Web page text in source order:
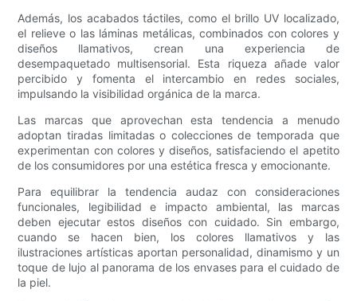
Además, los acabados táctiles, como el brillo UV localizado,
el relieve o las láminas metálicas, combinados con colores y
diseños llamativos, crean una experiencia de
desempaquetado multisensorial. Esta riqueza añade valor
percibido y fomenta el intercambio en redes sociales,
impulsando la visibilidad orgánica de la marca.
Las marcas que aprovechan esta tendencia a menudo
adoptan tiradas limitadas o colecciones de temporada que
experimentan con colores y diseños, satisfaciendo el apetito
de los consumidores por una estética fresca y emocionante.
Para equilibrar la tendencia audaz con consideraciones
funcionales, legibilidad e impacto ambiental, las marcas
deben ejecutar estos diseños con cuidado. Sin embargo,
cuando se hacen bien, los colores llamativos y las
ilustraciones artísticas aportan personalidad, dinamismo y un
toque de lujo al panorama de los envases para el cuidado de
la piel.